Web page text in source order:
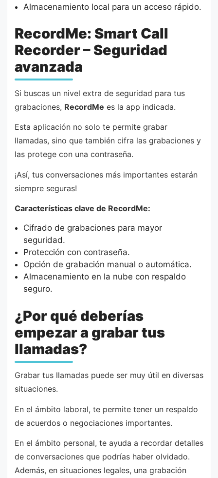
Almacenamiento local para un acceso rápido.
RecordMe: Smart Call
Recorder – Seguridad
avanzada
Si buscas un nivel extra de seguridad para tus
grabaciones, RecordMe es la app indicada.
Esta aplicación no solo te permite grabar
llamadas, sino que también cifra las grabaciones y
las protege con una contraseña.
¡Así, tus conversaciones más importantes estarán
siempre seguras!
Características clave de RecordMe:
Cifrado de grabaciones para mayor
seguridad.
Protección con contraseña.
Opción de grabación manual o automática.
Almacenamiento en la nube con respaldo
seguro.
¿Por qué deberías
empezar a grabar tus
llamadas?
Grabar tus llamadas puede ser muy útil en diversas
situaciones.
En el ámbito laboral, te permite tener un respaldo
de acuerdos o negociaciones importantes.
En el ámbito personal, te ayuda a recordar detalles
de conversaciones que podrías haber olvidado.
Además, en situaciones legales, una grabación